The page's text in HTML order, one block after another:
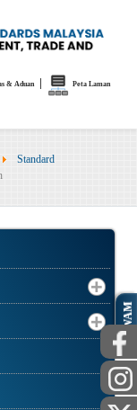
& Aduan| Peta Laman
Standard
AWAM